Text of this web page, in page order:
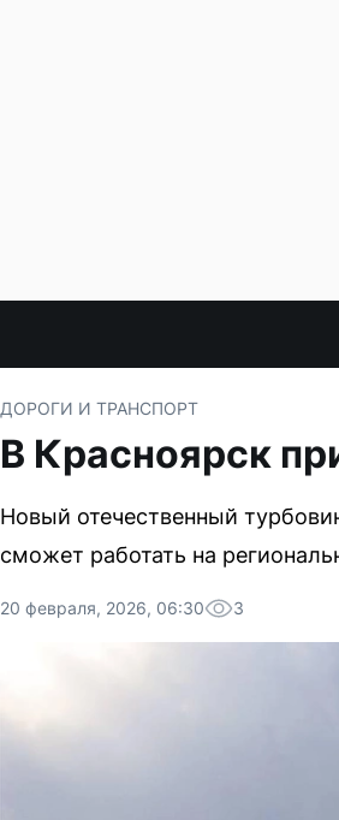
ДОРОГИ И ТРАНСПОРТ
В Красноярск
Новый отечественный
сможет работать на
20 февраля, 2026, 06:30 3